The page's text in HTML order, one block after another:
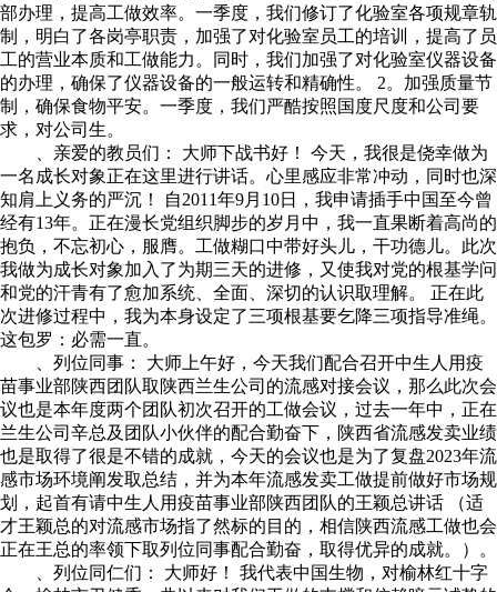
部办理，提高工做效率。一季度，我们修订了化验室各项规章轨
制，明白了各岗亭职责，加强了对化验室员工的培训，提高了员
工的营业本质和工做能力。同时，我们加强了对化验室仪器设备
的办理，确保了仪器设备的一般运转和精确性。 2。加强质量节
制，确保食物平安。一季度，我们严酷按照国度尺度和公司要
求，对公司生。
、亲爱的教员们： 大师下战书好！ 今天，我很是侥幸做为
一名成长对象正在这里进行讲话。心里感应非常冲动，同时也深
知肩上义务的严沉！ 自2011年9月10日，我申请插手中国至今曾
经有13年。正在漫长党组织脚步的岁月中，我一直果断着高尚的
抱负，不忘初心，服膺。工做糊口中带好头儿，干功德儿。此次
我做为成长对象加入了为期三天的进修，又使我对党的根基学问
和党的汗青有了愈加系统、全面、深切的认识取理解。 正在此
次进修过程中，我为本身设定了三项根基要乞降三项指导准绳。
这包罗：必需一直。
、列位同事： 大师上午好，今天我们配合召开中生人用疫
苗事业部陕西团队取陕西兰生公司的流感对接会议，那么此次会
议也是本年度两个团队初次召开的工做会议，过去一年中，正在
兰生公司辛总及团队小伙伴的配合勤奋下，陕西省流感发卖业绩
也是取得了很是不错的成就，今天的会议也是为了复盘2023年流
感市场环境阐发取总结，并为本年流感发卖工做提前做好市场规
划，起首有请中生人用疫苗事业部陕西团队的王颖总讲话 （适
才王颖总的对流感市场指了然标的目的，相信陕西流感工做也会
正在王总的率领下取列位同事配合勤奋，取得优异的成就。）。
、列位同仁们： 大师好！ 我代表中国生物，对榆林红十字